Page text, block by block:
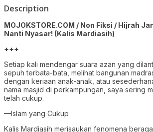
Description
MOJOKSTORE.COM / Non Fiksi / Hijrah
Nanti Nyasar! (Kalis Mardiasih)
+++
Setiap kali mendengar suara azan yang
sepuh terbata-bata, melihat bangunan
dengan keriaan anak-anak, atau
nama masjid di perkampungan, saya sering
telah cukup.
—Islam yang Cukup
Kalis Mardiasih merisaukan fenomena